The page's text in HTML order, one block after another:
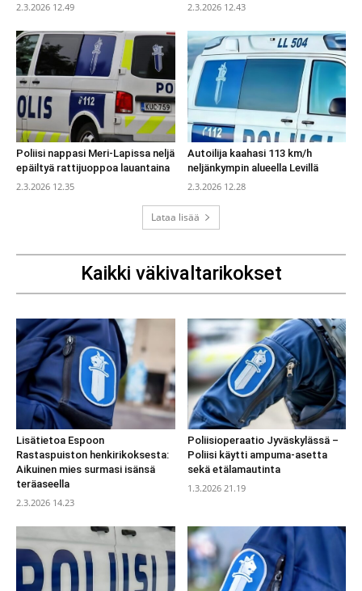
2.3.2026 12.49
2.3.2026 12.43
Poliisi nappasi Meri-Lapissa neljä
epäiltyä rattijuoppoa lauantaina
2.3.2026 12.35
Autoilija kaahasi 113 km/h
neljänkympin alueella Levillä
2.3.2026 12.28
Lataa lisää
Kaikki väkivaltarikokset
Lisätietoa Espoon
Rastaspuiston henkirikoksesta:
Aikuinen mies surmasi isänsä
teräaseella
2.3.2026 14.23
Poliisioperaatio Jyväskylässä –
Poliisi käytti ampuma-asetta
sekä etälamautinta
1.3.2026 21.19